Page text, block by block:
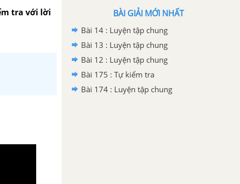
tra với lời
BÀI GIẢI MỚI NHẤT
Bài 14 : Luyện tập chung
Bài 13 : Luyện tập chung
Bài 12 : Luyện tập chung
Bài 175 : Tự kiểm tra
Bài 174 : Luyện tập chung